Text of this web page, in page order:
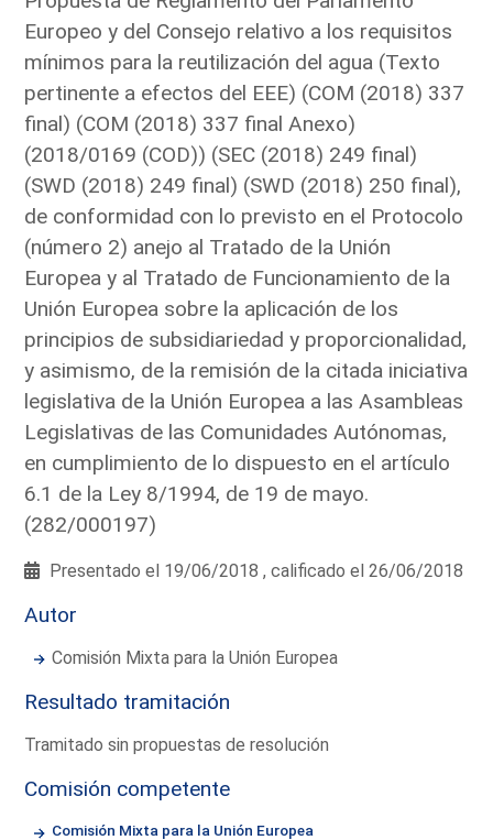
Europeo y del Consejo relativo a los requisitos
mínimos para la reutilización del agua (Texto
pertinente a efectos del EEE) (COM (2018) 337
final) (COM (2018) 337 final Anexo)
(2018/0169 (COD)) (SEC (2018) 249 final)
(SWD (2018) 249 final) (SWD (2018) 250 final),
de conformidad con lo previsto en el Protocolo
(número 2) anejo al Tratado de la Unión
Europea y al Tratado de Funcionamiento de la
Unión Europea sobre la aplicación de los
principios de subsidiariedad y proporcionalidad,
y asimismo, de la remisión de la citada iniciativa
legislativa de la Unión Europea a las Asambleas
Legislativas de las Comunidades Autónomas,
en cumplimiento de lo dispuesto en el artículo
6.1 de la Ley 8/1994, de 19 de mayo.
(282/000197)
Presentado el 19/06/2018 , calificado el 26/06/2018
Autor
Comisión Mixta para la Unión Europea
Resultado tramitación
Tramitado sin propuestas de resolución
Comisión competente
Comisión Mixta para la Unión Europea